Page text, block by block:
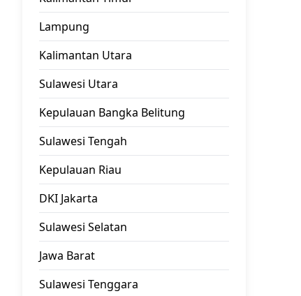
Lampung
Kalimantan Utara
Sulawesi Utara
Kepulauan Bangka Belitung
Sulawesi Tengah
Kepulauan Riau
DKI Jakarta
Sulawesi Selatan
Jawa Barat
Sulawesi Tenggara